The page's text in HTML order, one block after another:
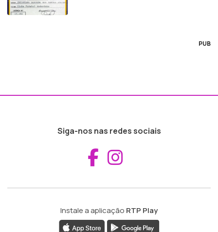
PUB
Siga-nos nas redes sociais
Aceder ao
Instale a aplicação RTP Play